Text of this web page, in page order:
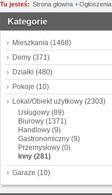
Tu jesteś: Strona głowna Ogłoszenia
Kategorie
Mieszkania (1468)
Domy (371)
Działki (480)
Pokoje (10)
Lokal/Obiekt użytkowy (2303)
Usługowy (89)
Biurowy (1371)
Handlowy (9)
Gastronomiczny (9)
Przemysłowy (0)
Inny (281)
Garaże (10)